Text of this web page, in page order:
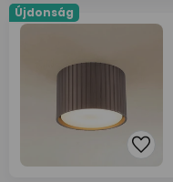
Újdonság